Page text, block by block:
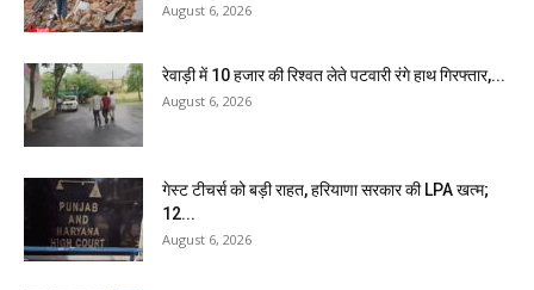
August 6, 2026
रेवाड़ी में 10 हजार की रिश्वत लेते पटवारी रंगे हाथ गिरफ्तार,...
August 6, 2026
गेस्ट टीचर्स को बड़ी राहत, हरियाणा सरकार की LPA खत्म;
12...
August 6, 2026